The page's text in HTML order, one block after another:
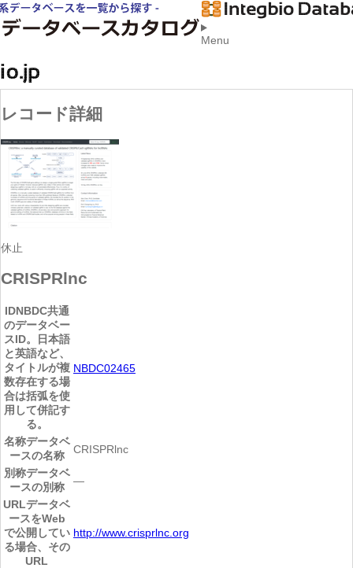
Menu
レコード詳細
休止
CRISPRlnc
IDNBDC共通
のデータベー
スID。日本語
と英語など、
タイトルが複
数存在する場
合は括弧を使
用して併記す
る。
NBDC02465
名称データベ
ースの名称
CRISPRlnc
別称データベ
ースの別称
―
URLデータベ
ースをWeb
で公開してい
る場合、その
URL
http://www.crisprlnc.org